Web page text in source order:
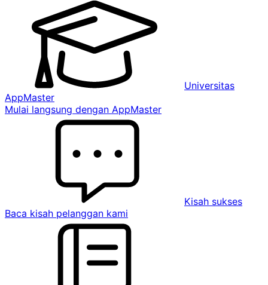
Universitas
AppMaster
Mulai langsung dengan AppMaster
Kisah sukses
Baca kisah pelanggan kami